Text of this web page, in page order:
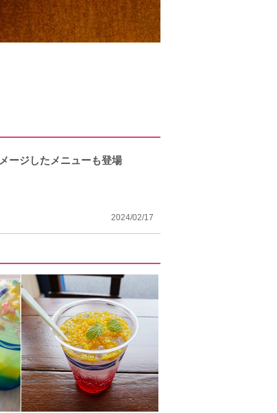
ージしたメニューも登場
2024/02/17